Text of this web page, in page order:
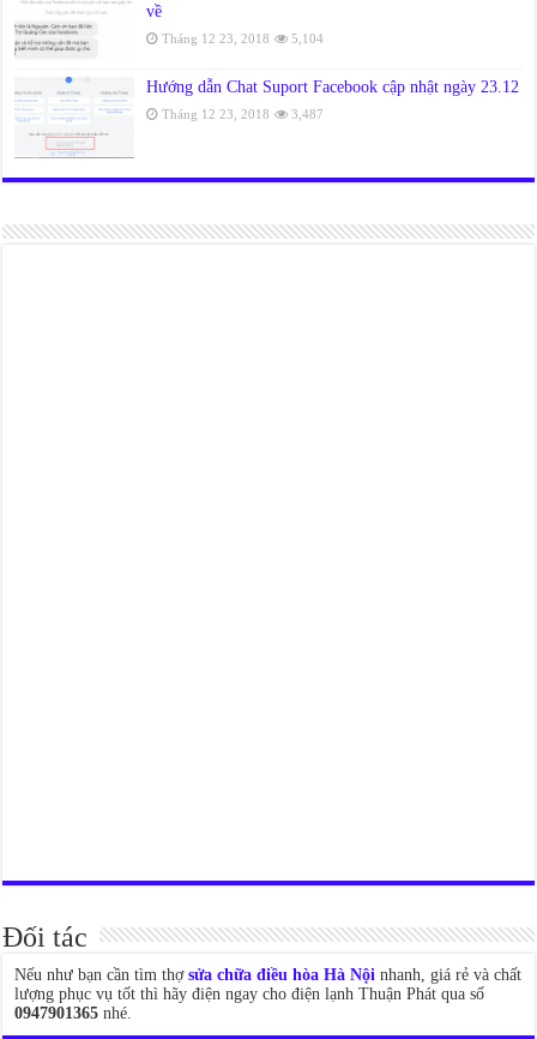
về
Tháng 12 23, 2018 5,104
Hướng dẫn Chat Suport Facebook cập nhật ngày 23.12
Tháng 12 23, 2018 3,487
Đối tác
Nếu như bạn cần tìm thợsửa chữa điều hòa Hà Nội nhanh, giá rẻ và chất
lượng phục vụ tốt thì hãy điện ngay cho điện lạnh Thuận Phát qua số
0947901365 nhé.